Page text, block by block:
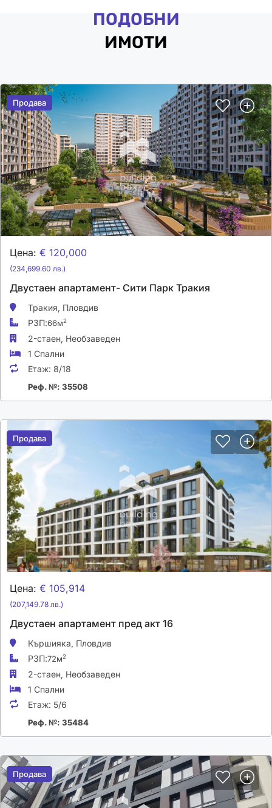
ПОДОБНИ
ИМОТИ
Продава
Продава
Цена: € 120,000
(234,699.60 лв.)
Двустаен апартамент- Сити Парк Тракия
Тракия, Пловдив
РЗП:66м2
2-стаен, Необзаведен
1 Спални
Етаж: 8/18
Реф. №: 35508
Продава
Продава
Цена: € 105,914
(207,149.78 лв.)
Двустаен апартамент пред акт 16
Кършияка, Пловдив
РЗП:72м2
2-стаен, Необзаведен
1 Спални
Етаж: 5/6
Реф. №: 35484
Продава
Продава